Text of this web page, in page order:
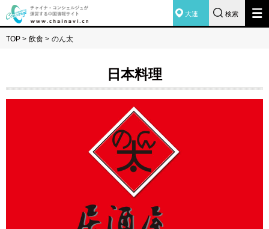
大連 検索
TOP > 飲食 > のん太
日本料理